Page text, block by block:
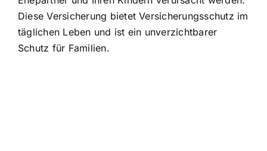
Diese Versicherung bietet Versicherungsschutz im
täglichen Leben und ist ein unverzichtbarer
Schutz für Familien.